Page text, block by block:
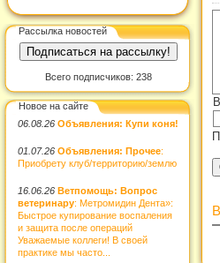
Рассылка новостей
Всего подписчиков: 238
Новое на сайте
06.08.26 Объявления: Купи коня!
01.07.26 Объявления: Прочее:
Приобрету клуб/территорию/землю
16.06.26 Ветпомощь: Вопрос
ветеринару: Метромидин Дента»:
Быстрое купирование воспаления
и защита после операций
Уважаемые коллеги! В своей
практике мы часто...